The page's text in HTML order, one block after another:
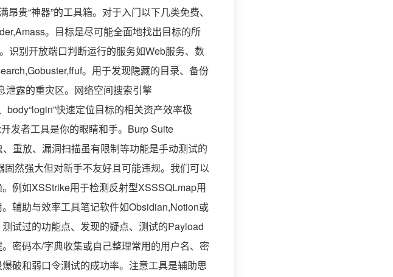
贵“神器”的工具箱。对于入门以下几类免费、
。目标是尽可能全面地找出目标的所
识别开放端口判断运行的服务如Web服务、数
。用于发现隐藏的目录、备份
泄露的重灾区。网络空间搜索引擎
body“login”快速定位目标的相关资产效率极
发者工具是你的眼睛和手。Burp Suite
重放、漏洞扫描虽有限制等功能是手动测试的
然强大但对新手不友好且可能违规。我们可以
例如XSStrike用于检测反射型XSSSQLmap用
辅助与效率工具笔记软件如Obsidian,Notion或
试过的功能点、发现的疑点、测试的Payload
密码本/字典收集或自己整理常用的用户名、密
破和弱口令测试的成功率。注意工具是辅助思